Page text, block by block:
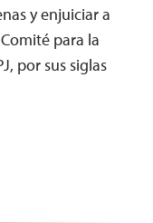
y enjuiciar a
para la
por sus siglas